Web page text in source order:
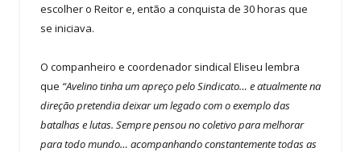
escolher o Reitor e, então a conquista de 30 horas que
se iniciava.
O companheiro e coordenador sindical Eliseu lembra
que “Avelino tinha um apreço pelo Sindicato… e atualmente na
direção pretendia deixar um legado com o exemplo das
batalhas e lutas. Sempre pensou no coletivo para melhorar
para todo mundo… acompanhando constantemente todas as